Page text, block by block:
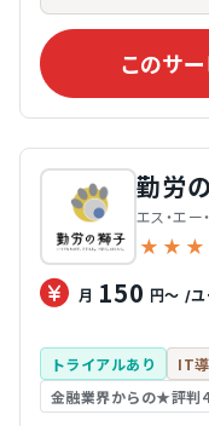
このサ
勤労
エス・エ
★ ★ ★
月 150 円～ /ユ
トライアルあり
IT
金融業界からの★評判